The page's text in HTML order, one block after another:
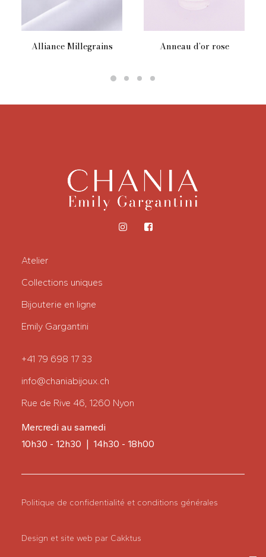
Alliance Millegrains
produit
variations.
options
page
du
produit
Anneau d’or rose
Atelier
Collections uniques
Bijouterie en ligne
Emily Gargantini
+41 79 698 17 33
info@chaniabijoux.ch
Rue de Rive 46, 1260 Nyon
Mercredi au samedi
10h30 - 12h30 | 14h30 - 18h00
Politique de confidentialité et conditions générales
Design et site web par Cakktus